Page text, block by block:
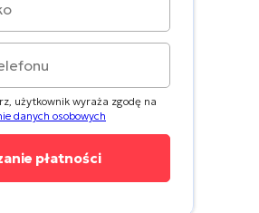
użytkownik wyraża zgodę na
danych osobowych